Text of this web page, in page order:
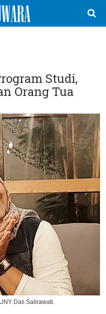
di:
Studi,
Orang Tua
Das Salirawati.